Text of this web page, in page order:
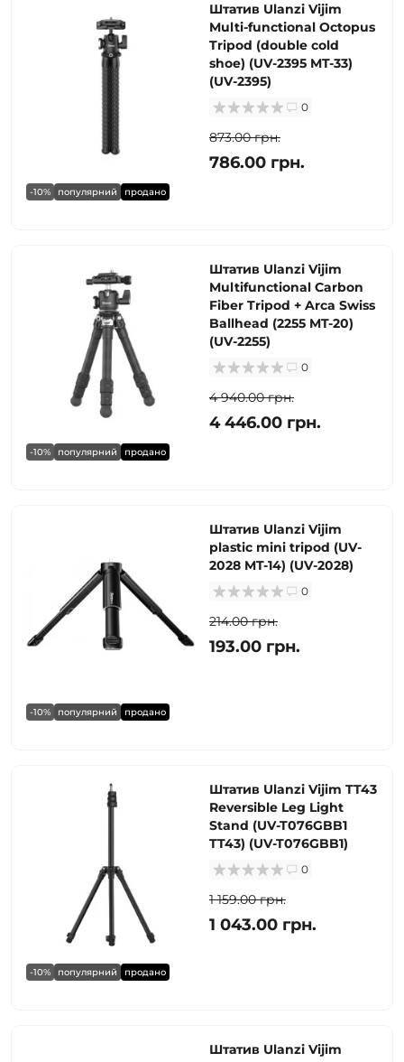
-10% популярний продано
Штатив Ulanzi Vijim
Multi-functional Octopus
Tripod (double cold
shoe) (UV-2395 MT-33)
(UV-2395)
0
873.00 грн.
786.00 грн.
-10% популярний продано
Штатив Ulanzi Vijim
Multifunctional Carbon
Fiber Tripod + Arca Swiss
Ballhead (2255 MT-20)
(UV-2255)
0
4 940.00 грн.
4 446.00 грн.
-10% популярний продано
Штатив Ulanzi Vijim
plastic mini tripod (UV-
2028 MT-14) (UV-2028)
0
214.00 грн.
193.00 грн.
-10% популярний продано
Штатив Ulanzi Vijim TT43
Reversible Leg Light
Stand (UV-T076GBB1
TT43) (UV-T076GBB1)
0
1 159.00 грн.
1 043.00 грн.
Штатив Ulanzi Vijim